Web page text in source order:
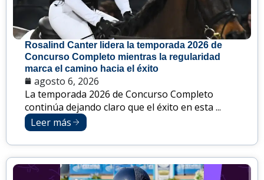
Rosalind Canter lidera la temporada 2026 de
Concurso Completo mientras la regularidad
marca el camino hacia el éxito
agosto 6, 2026
La temporada 2026 de Concurso Completo
continúa dejando claro que el éxito en esta ...
Leer más